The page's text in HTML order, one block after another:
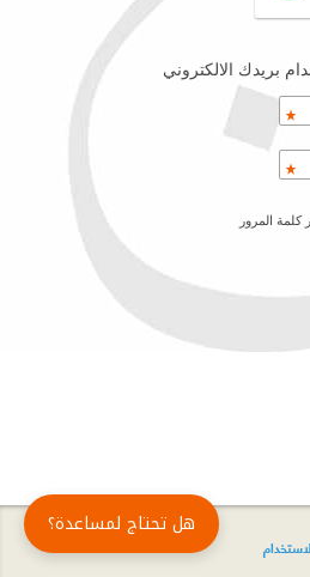
بريدك الالكتروني
هل تحتاج لمساعدة؟